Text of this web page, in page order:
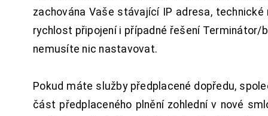
zachována Vaše stávající IP adresa, technické
rychlost připojení i případné řešení Terminátor/
nemusíte nic nastavovat.
Pokud máte služby předplacené dopředu,
část předplaceného plnění zohlední v nové